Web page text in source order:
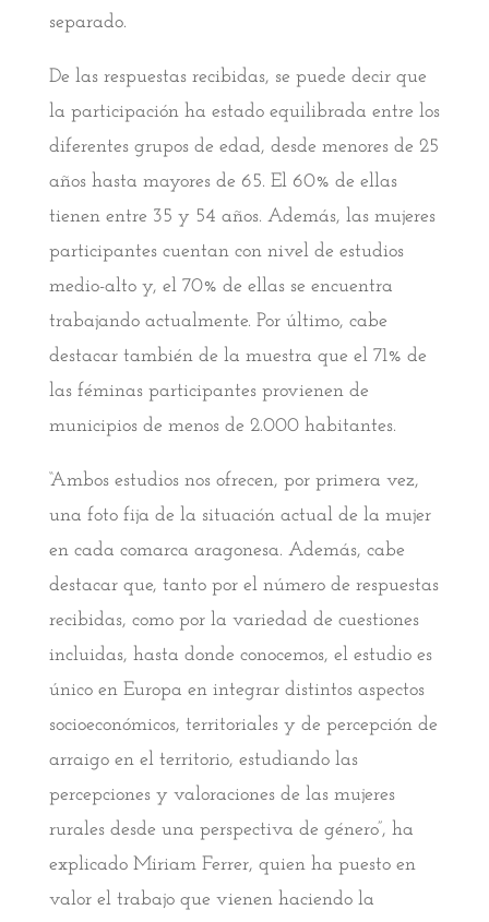
separado.
De las respuestas recibidas, se puede decir que
la participación ha estado equilibrada entre los
diferentes grupos de edad, desde menores de 25
años hasta mayores de 65. El 60% de ellas
tienen entre 35 y 54 años. Además, las mujeres
participantes cuentan con nivel de estudios
medio-alto y, el 70% de ellas se encuentra
trabajando actualmente. Por último, cabe
destacar también de la muestra que el 71% de
las féminas participantes provienen de
municipios de menos de 2.000 habitantes.
“Ambos estudios nos ofrecen, por primera vez,
una foto fija de la situación actual de la mujer
en cada comarca aragonesa. Además, cabe
destacar que, tanto por el número de respuestas
recibidas, como por la variedad de cuestiones
incluidas, hasta donde conocemos, el estudio es
único en Europa en integrar distintos aspectos
socioeconómicos, territoriales y de percepción de
arraigo en el territorio, estudiando las
percepciones y valoraciones de las mujeres
rurales desde una perspectiva de género”, ha
explicado Miriam Ferrer, quien ha puesto en
valor el trabajo que vienen haciendo la